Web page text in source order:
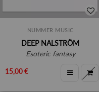
NUMMER MUSIC
DEEP NALSTRÖM
esoteric fantasy
15,00 €